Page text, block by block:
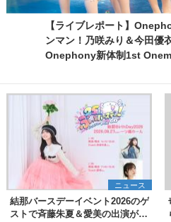
【ライブレポート】
ンマン！乃咲みり＆今田優
Onephony新体制1st
ニュース
結那バースデーイベント2026のゲ
ストで斉藤朱夏＆愛美の出演が決